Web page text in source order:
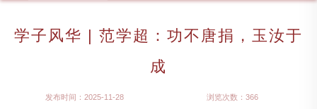
学子风华 | 范学超：功不唐捐，玉汝于
成
发布时间：2025-11-28 浏览次数： 366